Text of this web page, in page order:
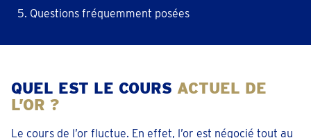
5. Questions fréquemment posées
QUEL EST LE COURS ACTUEL DE
L’OR ?
Le cours de l’or fluctue. En effet, l’or est négocié tout au